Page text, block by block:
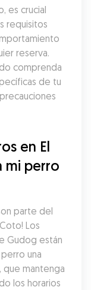
es crucial
requisitos
reserva.
comprenda
de tu
en El
mi perro
parte del
Los
Gudog están
una
que mantenga
los horarios